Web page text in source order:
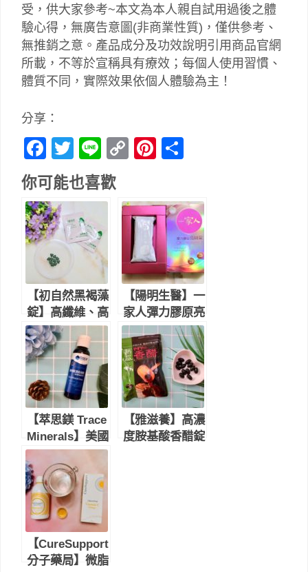
受，供大家參考~本文為本人親自試用過後之體
驗心得，無廣告意圖(非商業性質)，僅供參考、
無推銷之意。產品成分及功效說明引用商品官網
所載，不等於宣稱具有療效；每個人使用習慣、
體質不同，實際效果依個人體驗為主！
分享：
Facebook
Twitter
LineCopyPinterest
你可能也喜歡
【初自然黑褐藻
錠】高纖維、高
蛋白的機能性食
品，幫助大人小
孩調整體質＆增
加體力
【陽明生醫】一
家人彈力膠原亮
妍錠｜隨時補充
膠原蛋白，愛美
女人的保養小物
【萃思鎂 Trace
Minerals】美國
原裝進口的礦物
質濃縮滴劑｜不
含已知過敏原，
補充鎂的來源，
促進身體代謝！
【雅滋養】高濃
度胺基酸香醋錠
【CureSupport
分子藥局】微脂